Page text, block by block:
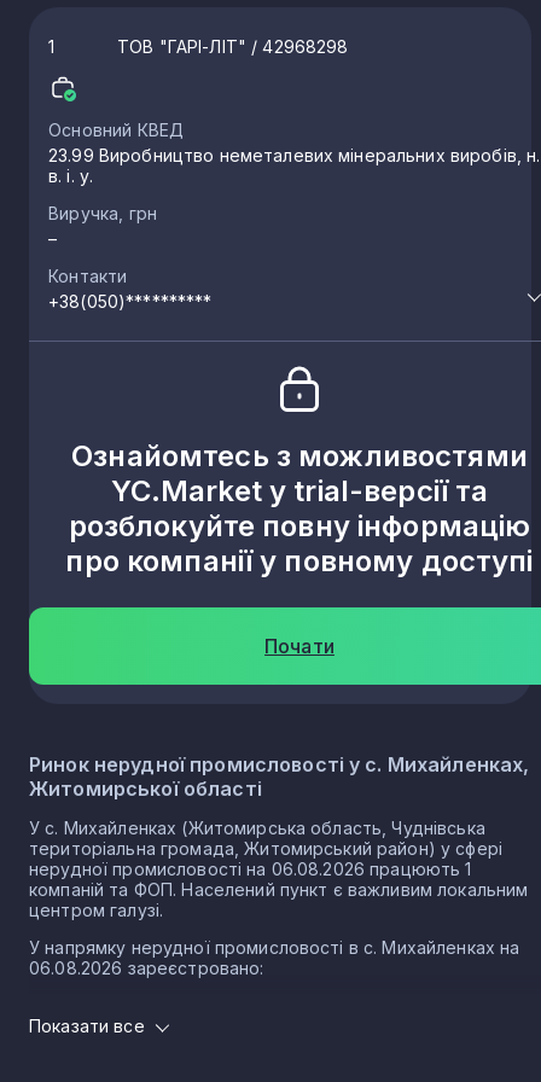
1 ТОВ "ГАРІ-ЛІТ" / 42968298
Основний КВЕД
23.99 Виробництво неметалевих мінеральних виробів, н.
в. і. у.
Виручка, грн
–
Контакти
+38(050)**********
Ознайомтесь з можливостями
YC.Market у trial-версії та
розблокуйте повну інформацію
про компанії у повному доступі
Почати
Ринок нерудної промисловості у с. Михайленках,
Житомирської області
У с. Михайленках (Житомирська область, Чуднівська
територіальна громада, Житомирський район) у сфері
нерудної промисловості на 06.08.2026 працюють 1
компаній та ФОП. Населений пункт є важливим локальним
центром галузі.
У напрямку нерудної промисловості в с. Михайленках на
06.08.2026 зареєстровано:
0 ФОП
Показати все